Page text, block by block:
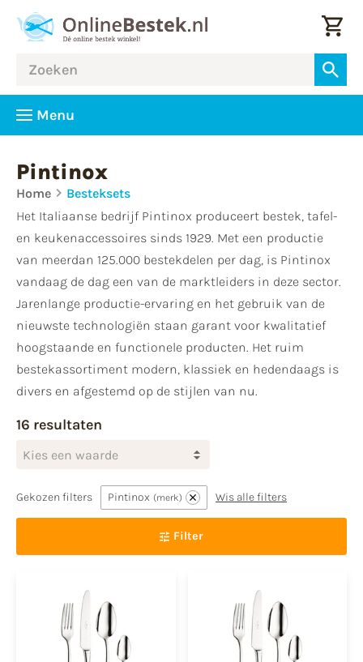
Menu
Pintinox
Home
Besteksets
Het Italiaanse bedrijf Pintinox produceert bestek, tafel-
en keukenaccessoires sinds 1929. Met een productie
van meerdan 125.000 bestekdelen per dag, is Pintinox
vandaag de dag een van de marktleiders in deze sector.
Jarenlange productie-ervaring en het gebruik van de
nieuwste technologiën staan garant voor kwalitatief
hoogstaande en functionele producten. Het ruim
bestekassortiment modern, klassiek en hedendaags is
divers en afgestemd op de stijlen van nu.
16 resultaten
Kies een waarde
Gekozen filters Pintinox merk Wis alle filters
Filter